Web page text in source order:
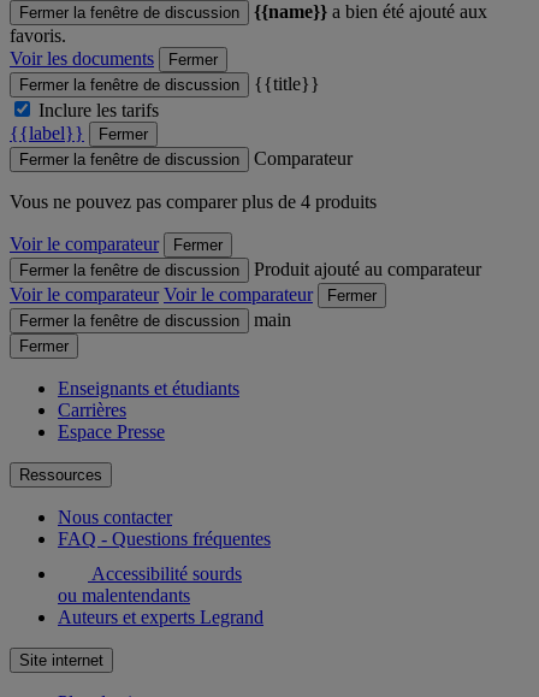
Fermer la fenêtre de discussion {{name}} a bien été ajouté aux
favoris.
Voir les documents
Fermer
Fermer la fenêtre de discussion
{{title}}
Inclure les tarifs
{{label}}
Fermer
Fermer la fenêtre de discussion
Comparateur
Vous ne pouvez pas comparer plus de 4 produits
Voir le comparateur
Fermer
Fermer la fenêtre de discussion
Produit ajouté au comparateur
Voir le comparateur Voir le comparateur
Fermer
Fermer la fenêtre de discussion
main
Fermer
Enseignants et étudiants
Carrières
Espace Presse
Ressources
Nous contacter
FAQ - Questions fréquentes
Accessibilité sourds
ou malentendants
Auteurs et experts Legrand
Site internet